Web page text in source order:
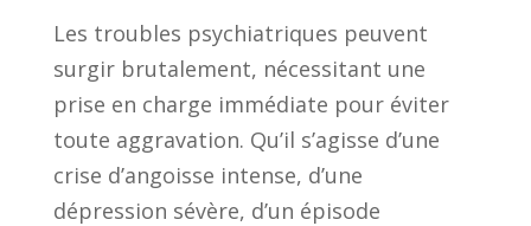
Les troubles psychiatriques peuvent
surgir brutalement, nécessitant une
prise en charge immédiate pour éviter
toute aggravation. Qu’il s’agisse d’une
crise d’angoisse intense, d’une
dépression sévère, d’un épisode